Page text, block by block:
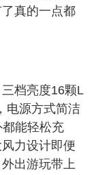
真的一点都
档亮度16颗L
电源方式简洁
能轻松充
力设计即便
出游玩带上